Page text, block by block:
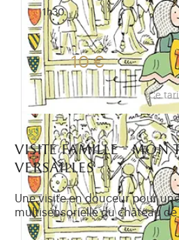
1h30
Gratuit pour les enfants
10 €
Ce
visite famille - mon
versailles
Une visite en douceur pour
multisensorielle du château de